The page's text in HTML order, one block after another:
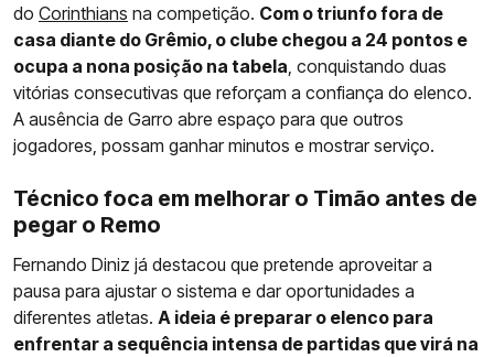
do Corinthians na competição. Com o triunfo fora de
casa diante do Grêmio, o clube chegou a 24 pontos e
ocupa a nona posição na tabela , conquistando duas
vitórias consecutivas que reforçam a confiança do elenco.
A ausência de Garro abre espaço para que outros
jogadores, possam ganhar minutos e mostrar serviço.
Técnico foca em melhorar o Timão antes de
pegar o Remo
Fernando Diniz já destacou que pretende aproveitar a
pausa para ajustar o sistema e dar oportunidades a
diferentes atletas. A ideia é preparar o elenco para
enfrentar a sequência intensa de partidas que virá na